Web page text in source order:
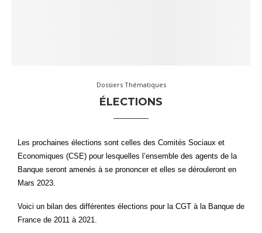
Dossiers Thématiques
ÉLECTIONS
Les prochaines élections sont celles des Comités Sociaux et
Economiques (CSE) pour lesquelles l’ensemble des agents de la
Banque seront amenés à se prononcer et elles se dérouleront en
Mars 2023.
Voici un bilan des différentes élections pour la CGT à la Banque de
France de 2011 à 2021.